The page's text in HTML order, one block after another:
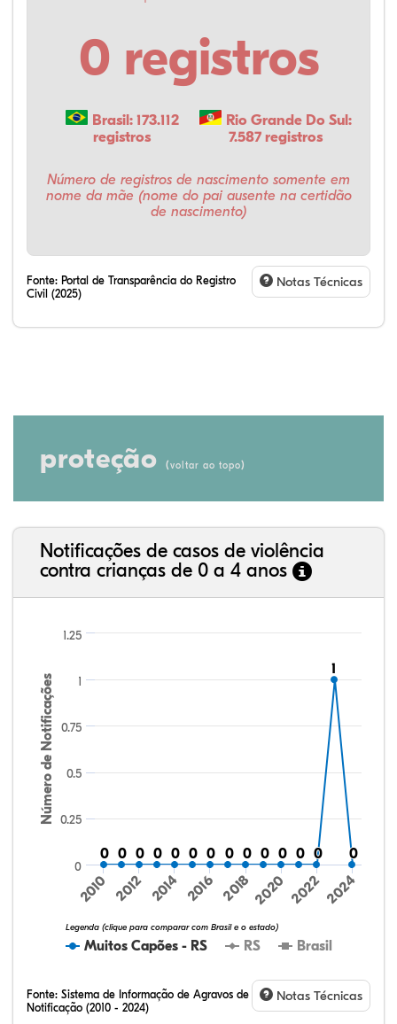
0 registros
Brasil: 173.112
registros
Rio Grande Do Sul:
7.587 registros
Número de registros de nascimento somente em
nome da mãe (nome do pai ausente na certidão
de nascimento)
Fonte: Portal de Transparência do Registro
Civil (2025)
Notas Técnicas
proteção (voltar ao topo)
Notificações de casos de violência
contra crianças de 0 a 4 anos
Número de Notificações
0
0 0
0 0
0 0
0 0
0 0
0 0
0 0
0 0
0 0
0 0
0 0
0 0
0
11
0
0
Muitos Capões - RS RS Brasil
Legenda (clique para comparar com Brasil e o estado)
2010 2012 2014 2016 2018 2020 2022 2024
0
0.25
0.5
0.75
1
1.25
Fonte: Sistema de Informação de Agravos de
Notificação (2010 - 2024)
Notas Técnicas
75,36%
9,00%
0,08%
14,79%
0,71%
0,06%
32,57%
9,24%
0,46%
54,88%
1,27%
1,56%